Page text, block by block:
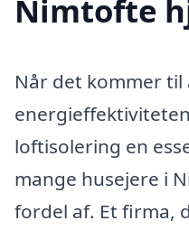
Nimtofte
Når det kommer
loftisolering en
mange husejere i
fordel af. Et firma,